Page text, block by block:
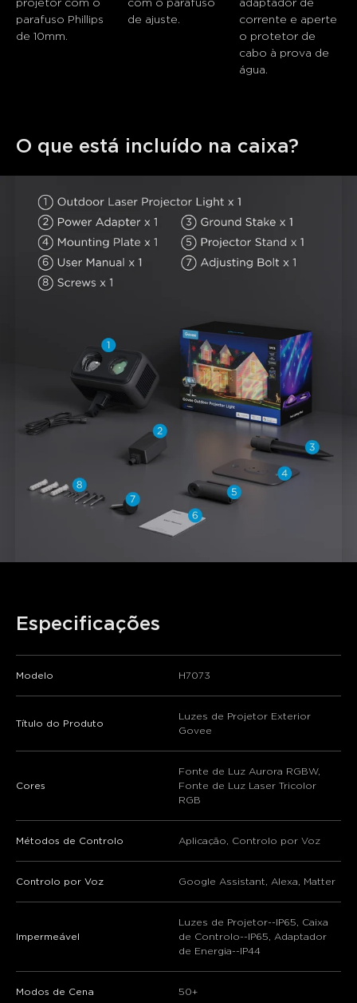
projetor com o
parafuso Phillips
de 10mm.
com o parafuso
de ajuste.
adaptador de
corrente e aperte
o protetor de
cabo à prova de
água.
O que está incluído na caixa?
Especificações
Modelo H7073
Título do Produto
Luzes de Projetor Exterior
Govee
Cores
Fonte de Luz Aurora RGBW,
Fonte de Luz Laser Tricolor
RGB
Métodos de Controlo Aplicação, Controlo por Voz
Controlo por Voz Google Assistant, Alexa, Matter
Impermeável
Luzes de Projetor--IP65, Caixa
de Controlo--IP65, Adaptador
de Energia--IP44
Modos de Cena 50+